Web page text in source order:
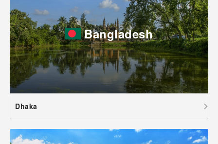
Bangladesh
Dhaka